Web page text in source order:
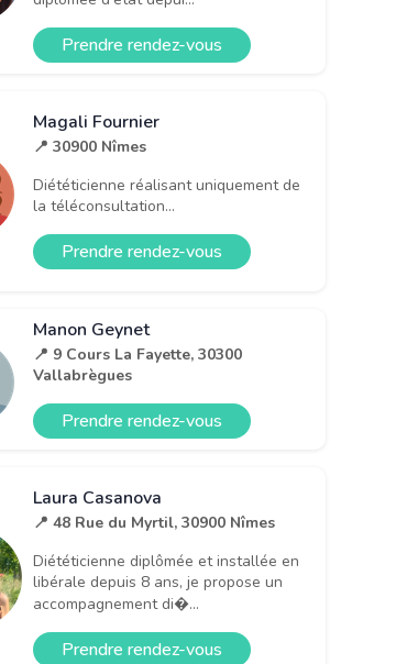
Prendre rendez-vous
Magali Fournier
📍 30900 Nîmes
Diététicienne réalisant uniquement de
la téléconsultation...
Prendre rendez-vous
Manon Geynet
📍 9 Cours La Fayette, 30300
Vallabrègues
Prendre rendez-vous
Laura Casanova
📍 48 Rue du Myrtil, 30900 Nîmes
Diététicienne diplômée et installée en
libérale depuis 8 ans, je propose un
accompagnement di�...
Prendre rendez-vous